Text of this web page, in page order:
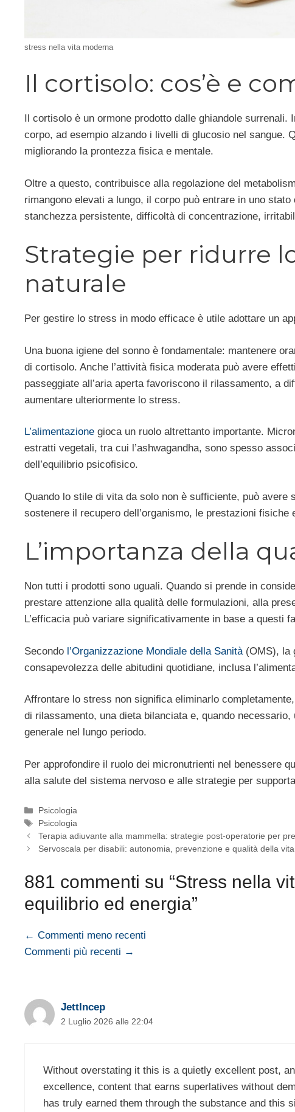
stress nella vita moderna
Il cortisolo: cos’è e
Il cortisolo è un ormone prodotto dalle ghiandole
corpo, ad esempio alzando i livelli di glucosio nel sangue.
migliorando la prontezza fisica e mentale.
Oltre a questo, contribuisce alla regolazione del
rimangono elevati a lungo, il corpo può entrare in uno
stanchezza persistente, difficoltà di concentrazione,
Strategie per ridurre
naturale
Per gestire lo stress in modo efficace è utile adottare un
Una buona igiene del sonno è fondamentale: mantenere
di cortisolo. Anche l’attività fisica moderata può avere
passeggiate all’aria aperta favoriscono il rilassamento, a
aumentare ulteriormente lo stress.
L’alimentazione gioca un ruolo altrettanto importante.
estratti vegetali, tra cui l’ashwagandha, sono spesso
dell’equilibrio psicofisico.
Quando lo stile di vita da solo non è sufficiente, può avere
sostenere il recupero dell’organismo, le prestazioni
L’importanza della
Non tutti i prodotti sono uguali. Quando si prende in
prestare attenzione alla qualità delle formulazioni, alla
L’efficacia può variare significativamente in base a questi
Secondo l’Organizzazione Mondiale della Sanità(OMS), la
consapevolezza delle abitudini quotidiane, inclusa
Affrontare lo stress non significa eliminarlo
di rilassamento, una dieta bilanciata e, quando
generale nel lungo periodo.
Per approfondire il ruolo dei micronutrienti nel benessere
alla salute del sistema nervoso e alle strategie per
Categorie
Psicologia
Tag
Psicologia
Terapia adiuvante alla mammella: strategie post-operatorie per
Servoscala per disabili: autonomia, prevenzione e qualità della vita
881 commenti su “Stress nella
equilibrio ed energia”
Navigazione
commenti
← Commenti meno recenti
Commenti più recenti →
JettIncep
2 Luglio 2026 alle 22:04
Without overstating it this is a quietly excellent post,
excellence, content that earns superlatives without
has truly earned them through the substance and this